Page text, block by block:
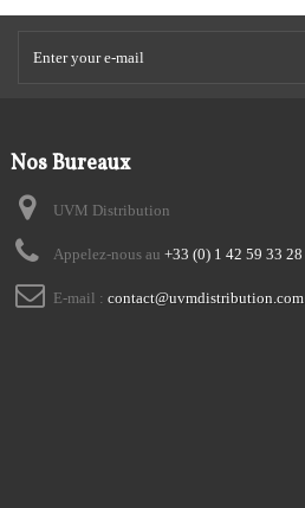
Nos Bureaux
UVM Distribution
Appelez-nous au +33 (0) 1 42 59 33 28
E-mail : contact@uvmdistribution.com